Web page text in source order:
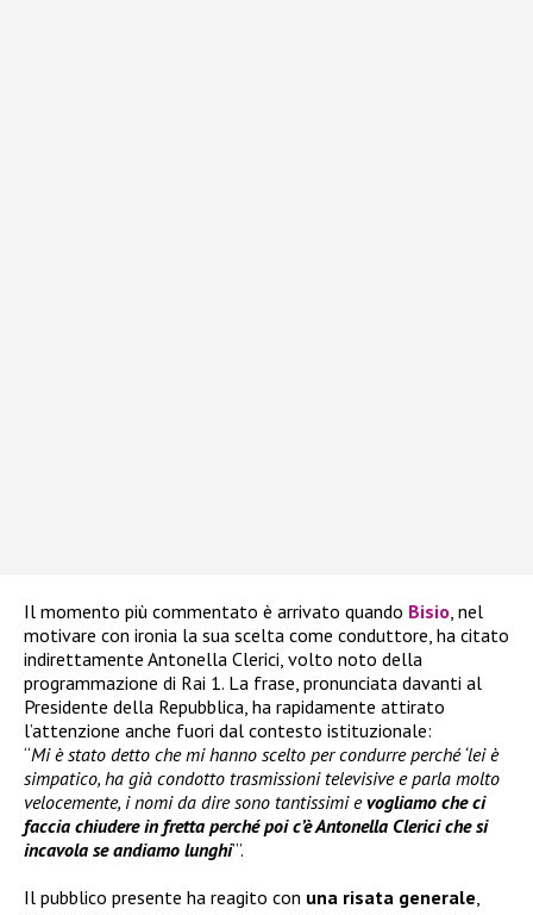
Il momento più commentato è arrivato quando Bisio , nel
motivare con ironia la sua scelta come conduttore, ha citato
indirettamente Antonella Clerici, volto noto della
programmazione di Rai 1. La frase, pronunciata davanti al
Presidente della Repubblica, ha rapidamente attirato
l’attenzione anche fuori dal contesto istituzionale:
“Mi è stato detto che mi hanno scelto per condurre perché ‘lei è
simpatico, ha già condotto trasmissioni televisive e parla molto
velocemente, i nomi da dire sono tantissimi evogliamo che ci
faccia chiudere in fretta perché poi c’è Antonella Clerici che si
incavola se andiamo lunghi’”.
Il pubblico presente ha reagito con una risata generale